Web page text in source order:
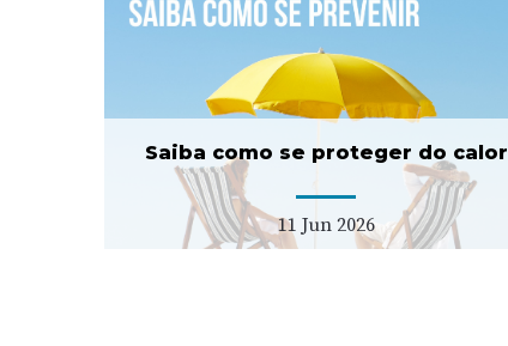
Saiba como se proteger do calor
11 Jun 2026
ULS Estuário do Tejo
lança concurso para duas
USF tipo C
11 Fev 2026